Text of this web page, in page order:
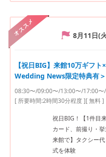
オススメ 8月11日(
【祝日BIG】来館10万ギフ
Wedding News限定特典有＞
08:30〜/09:00〜/13:00〜/17:00〜
[ 所要時間:2時間30分程度][ 無料 ]
祝日BIG！【1件目
カード、前撮り・
来館で】タクシー
式を体験